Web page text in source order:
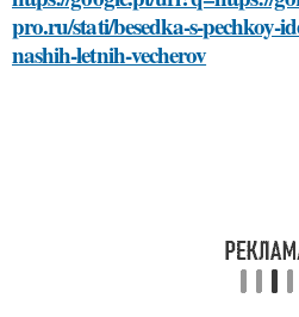
pro.ru/stati/besedka-s-pechkoy-
nashih-letnih-vecherov